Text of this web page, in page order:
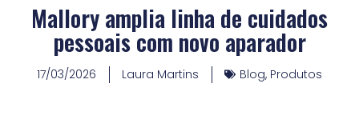
Mallory amplia linha de cuidados
pessoais com novo aparador
17/03/2026 Laura Martins Blog, Produtos